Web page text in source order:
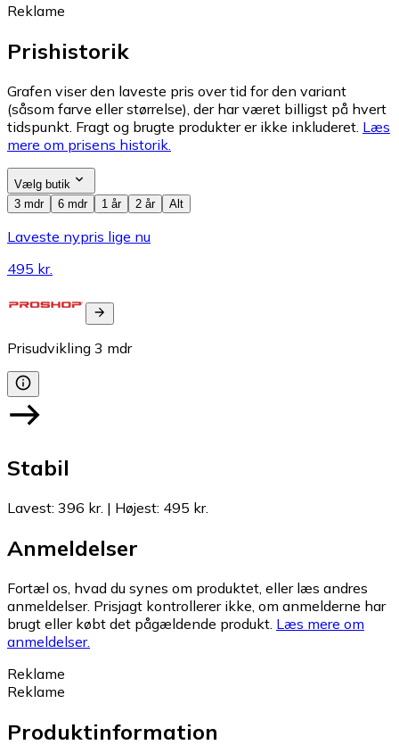
Reklame
Prishistorik
Grafen viser den laveste pris over tid for den variant
(såsom farve eller størrelse), der har været billigst på hvert
tidspunkt. Fragt og brugte produkter er ikke inkluderet. Læs
mere om prisens historik.
Vælg butik
3 mdr
6 mdr 1 år 2 år Alt
Laveste nypris lige nu
495 kr.
Prisudvikling 3 mdr
Stabil
Lavest: 396 kr. | Højest: 495 kr.
Anmeldelser
Fortæl os, hvad du synes om produktet, eller læs andres
anmeldelser. Prisjagt kontrollerer ikke, om anmelderne har
brugt eller købt det pågældende produkt. Læs mere om
anmeldelser.
Reklame
Reklame
Produktinformation